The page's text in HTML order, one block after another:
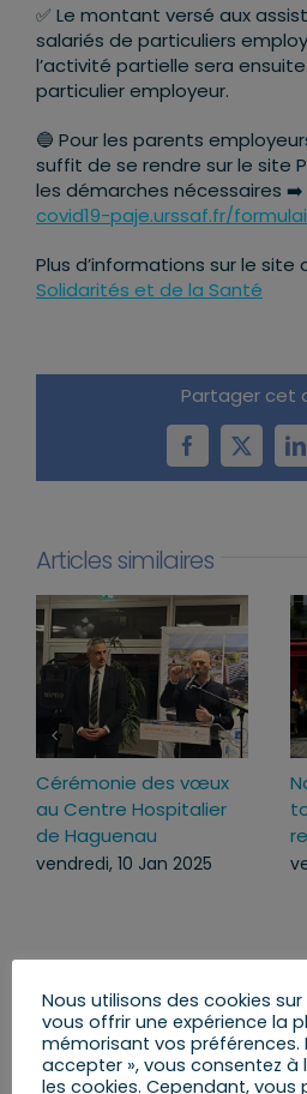
✅ Le montant versé aux
salariés de particuliers
l’activité partielle sera
particulier employeur.
🔵 Pour les parents
suffit de se rendre sur le site
les démarches nécessaires ➡️
covid19-paje.urssaf.fr/
Plus d’informations sur le site
Solidarités et de la Santé
Partager cet
Facebook
X
Articles similaires
Cérémonie des vœux
au Centre Hospitalier
de Haguenau
vendredi, 10 Jan 2025
Rechercher:
Nous utilisons des cookies
vous offrir une expérience la
mémorisant vos préférences.
accepter », vous consentez à
les cookies. Cependant, vous